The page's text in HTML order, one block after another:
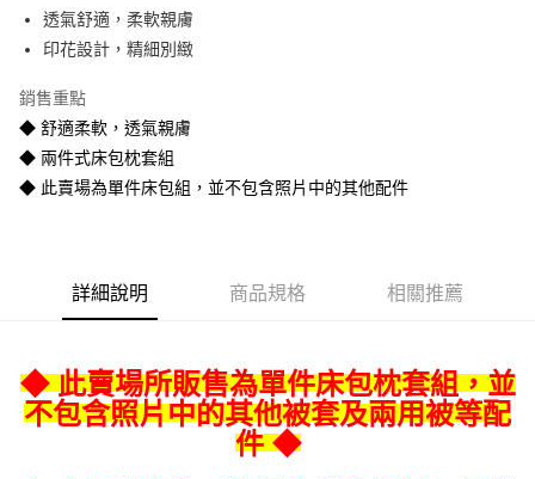
悠遊付
全盈+PAY
AFTEE先享後付
相關說明
１．簡單：不需註冊會員、不需綁卡、不需儲值。
２．便利：只要手機號碼，簡訊認證，即可結帳。
３．安心：先確認商品／服務後，再付款。
【「AFTEE先享後付」結帳流程】
１．於結帳方式選擇「AFTEE先享後付」後，將跳轉至「AFTEE先享後付」
結帳頁面，進行簡訊認證並確認金額後，即可完成結帳。
２．訂單成立數日內，您將收到繳費通知簡訊。
３．收到繳費通知簡訊後14天內，點擊此簡訊中的連結，可透過四大超商／
運送方式
每筆NT$80
宅配-離島
透氣舒適，柔軟親膚
印花設計，精細別緻
銷售重點
◆ 舒適柔軟，透氣親膚
◆ 兩件式床包枕套組
◆ 此賣場為單件床包組，並不包含照片中的其他配件
詳細說明 商品規格 相關推薦
◆ 此賣場所販售為單件床包枕套組，並
不包含照片中的其他被套及兩用被等配
件 ◆